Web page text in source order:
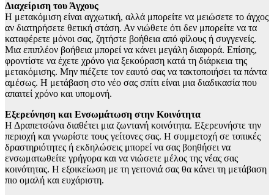
Διαχείριση του Άγχους
Η μετακόμιση είναι αγχωτική, αλλά μπορείτε να μειώσετε το άγχος
αν διατηρήσετε θετική στάση. Αν νιώθετε ότι δεν μπορείτε να τα
καταφέρετε μόνοι σας, ζητήστε βοήθεια από φίλους ή συγγενείς.
Μια επιπλέον βοήθεια μπορεί να κάνει μεγάλη διαφορά. Επίσης,
φροντίστε να έχετε χρόνο για ξεκούραση κατά τη διάρκεια της
μετακόμισης. Μην πιέζετε τον εαυτό σας να τακτοποιήσει τα πάντα
αμέσως. Η μετάβαση στο νέο σας σπίτι είναι μια διαδικασία που
απαιτεί χρόνο και υπομονή.
Εξερεύνηση και Ενσωμάτωση στην Κοινότητα
Η Δραπετσώνα διαθέτει μια ζωντανή κοινότητα. Εξερευνήστε την
περιοχή και γνωρίστε τους γείτονες σας. Η συμμετοχή σε τοπικές
δραστηριότητες ή εκδηλώσεις μπορεί να σας βοηθήσει να
ενσωματωθείτε γρήγορα και να νιώσετε μέλος της νέας σας
κοινότητας. Η εξοικείωση με τη γειτονιά σας θα κάνει τη μετάβαση
πιο ομαλή και ευχάριστη.